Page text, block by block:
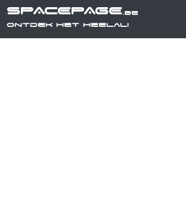
SPACEPAGE.be
Ontdek het heelal!